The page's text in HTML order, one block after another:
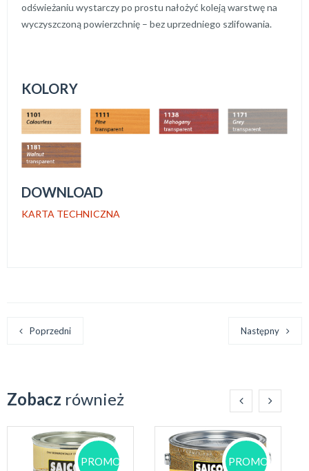
odświeżaniu wystarczy po prostu nałożyć koleją warstwę na
wyczyszczoną powierzchnię – bez uprzedniego szlifowania.
KOLORY
DOWNLOAD
KARTA TECHNICZNA
Poprzedni Następny
Zobacz również
PROMOCJA! PROMOCJA!